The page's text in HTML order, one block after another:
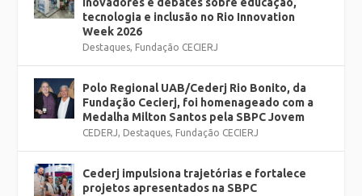
inovadores e debates sobre educação,
tecnologia e inclusão no Rio Innovation
Week 2026
Destaques, Fundação CECIERJ
Polo Regional UAB/Cederj Rio Bonito, da
Fundação Cecierj, foi homenageado com a
Medalha Milton Santos pela SBPC Jovem
CEDERJ, Destaques, Fundação CECIERJ
Cederj impulsiona trajetórias e fortalece
projetos apresentados na SBPC